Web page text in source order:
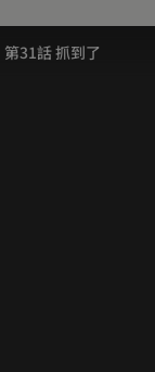
第31話 抓到了